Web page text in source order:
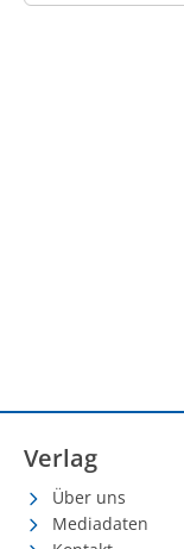
Verlag
Über uns
Mediadaten